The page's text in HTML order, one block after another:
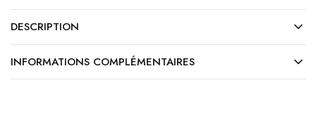
DESCRIPTION
INFORMATIONS COMPLÉMENTAIRES